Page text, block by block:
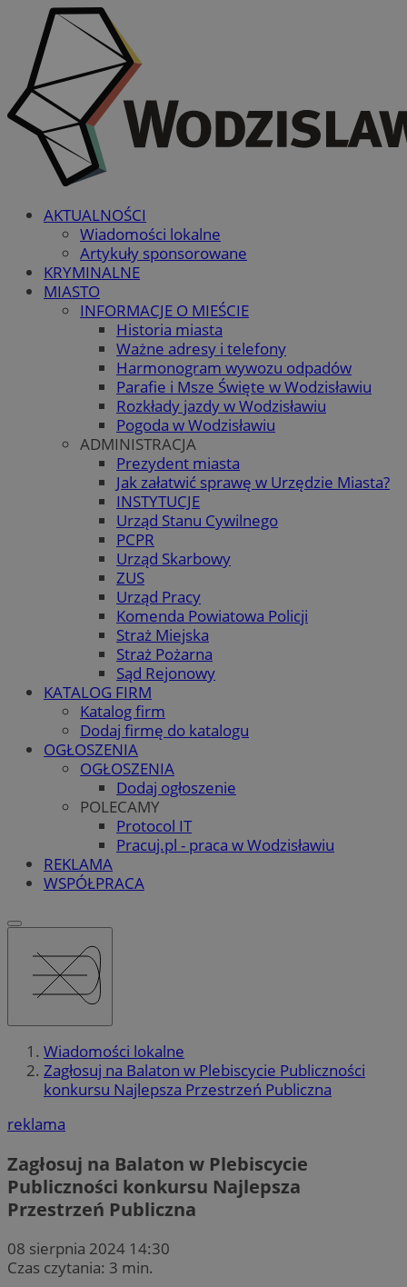
AKTUALNOŚCI
Wiadomości lokalne
Artykuły sponsorowane
KRYMINALNE
MIASTO
INFORMACJE O MIEŚCIE
Historia miasta
Ważne adresy i telefony
Harmonogram wywozu odpadów
Parafie i Msze Święte w Wodzisławiu
Rozkłady jazdy w Wodzisławiu
Pogoda w Wodzisławiu
ADMINISTRACJA
Prezydent miasta
Jak załatwić sprawę w Urzędzie Miasta?
INSTYTUCJE
Urząd Stanu Cywilnego
PCPR
Urząd Skarbowy
ZUS
Urząd Pracy
Komenda Powiatowa Policji
Straż Miejska
Straż Pożarna
Sąd Rejonowy
KATALOG FIRM
Katalog firm
Dodaj firmę do katalogu
OGŁOSZENIA
OGŁOSZENIA
Dodaj ogłoszenie
POLECAMY
Protocol IT
Pracuj.pl - praca w Wodzisławiu
REKLAMA
WSPÓŁPRACA
Wiadomości lokalne
Zagłosuj na Balaton w Plebiscycie Publiczności
konkursu Najlepsza Przestrzeń Publiczna
reklama
Zagłosuj na Balaton w Plebiscycie
Publiczności konkursu Najlepsza
Przestrzeń Publiczna
08 sierpnia 2024 14:30
Czas czytania: 3 min.